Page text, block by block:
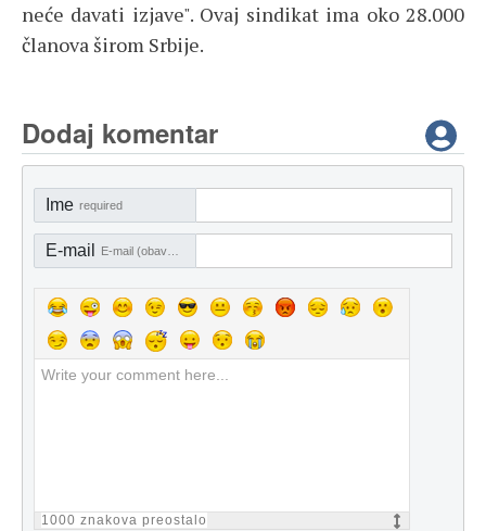
neće davati izjave". Ovaj sindikat ima oko 28.000
članova širom Srbije.
Dodaj komentar
Ime required
E-mail
1000 znakova preostalo